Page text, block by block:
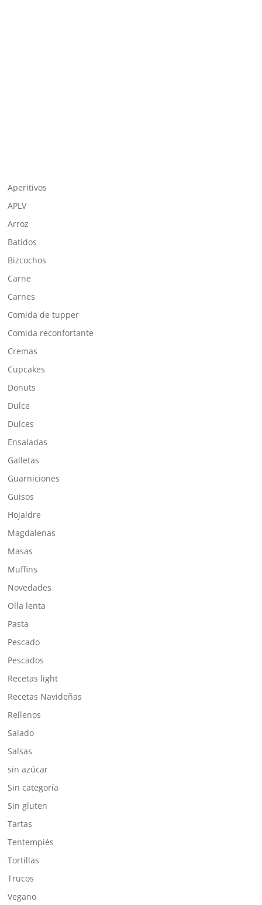
Aperitivos
APLV
Arroz
Batidos
Bizcochos
Carne
Carnes
Comida de tupper
Comida reconfortante
Cremas
Cupcakes
Donuts
Dulce
Dulces
Ensaladas
Galletas
Guarniciones
Guisos
Hojaldre
Magdalenas
Masas
Muffins
Novedades
Olla lenta
Pasta
Pescado
Pescados
Recetas light
Recetas Navideñas
Rellenos
Salado
Salsas
sin azúcar
Sin categoría
Sin gluten
Tartas
Tentempiés
Tortillas
Trucos
Vegano